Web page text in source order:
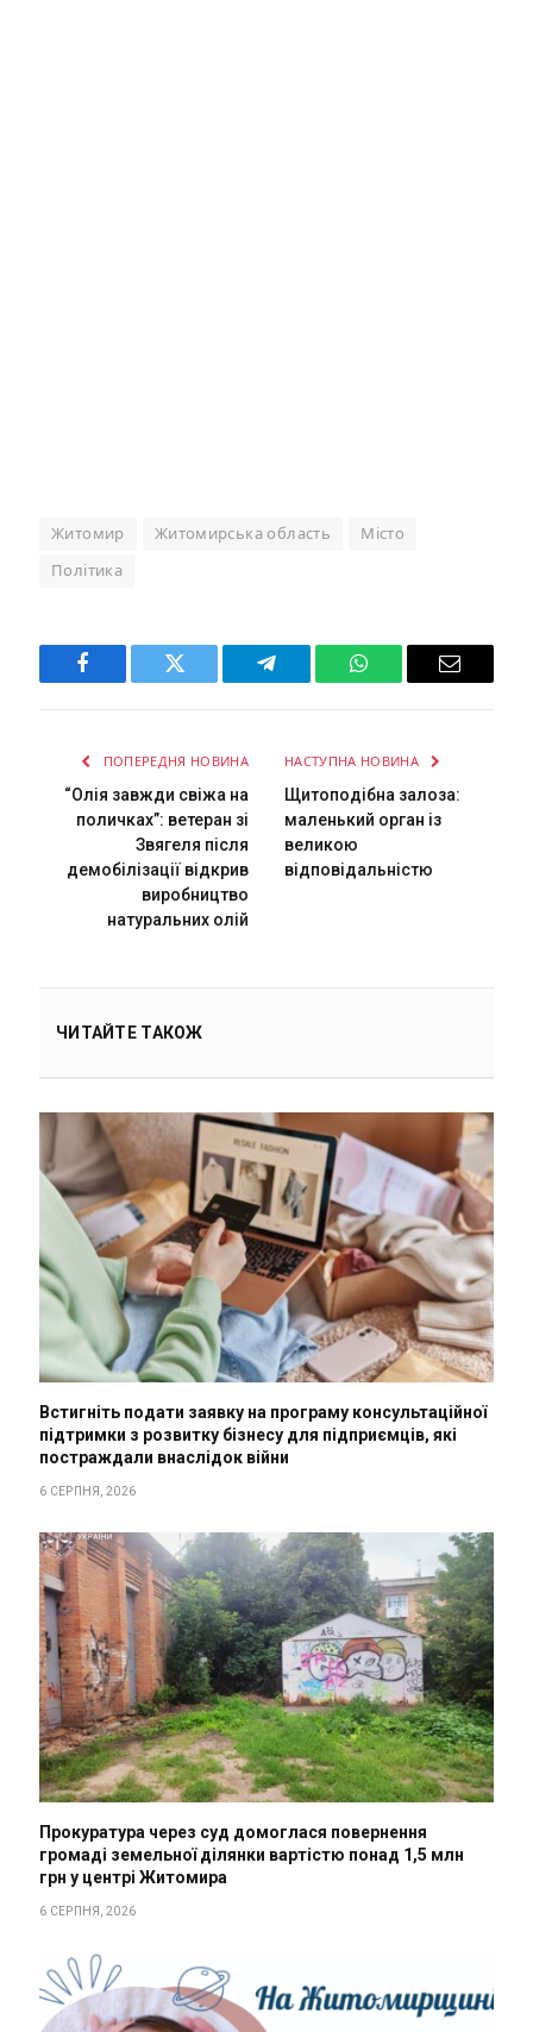
Житомир Житомирська область Місто
Політика
Facebook Twitter Telegram WhatsAppEmail
ПОПЕРЕДНЯ НОВИНА
“Олія завжди свіжа на
поличках”: ветеран зі
Звягеля після
демобілізації відкрив
виробництво
натуральних олій
НАСТУПНА НОВИНА
Щитоподібна залоза:
маленький орган із
великою
відповідальністю
ЧИТАЙТЕ ТАКОЖ
Встигніть подати заявку на програму консультаційної
підтримки з розвитку бізнесу для підприємців, які
постраждали внаслідок війни
6 СЕРПНЯ, 2026
Прокуратура через суд домоглася повернення
громаді земельної ділянки вартістю понад 1,5 млн
грн у центрі Житомира
6 СЕРПНЯ, 2026